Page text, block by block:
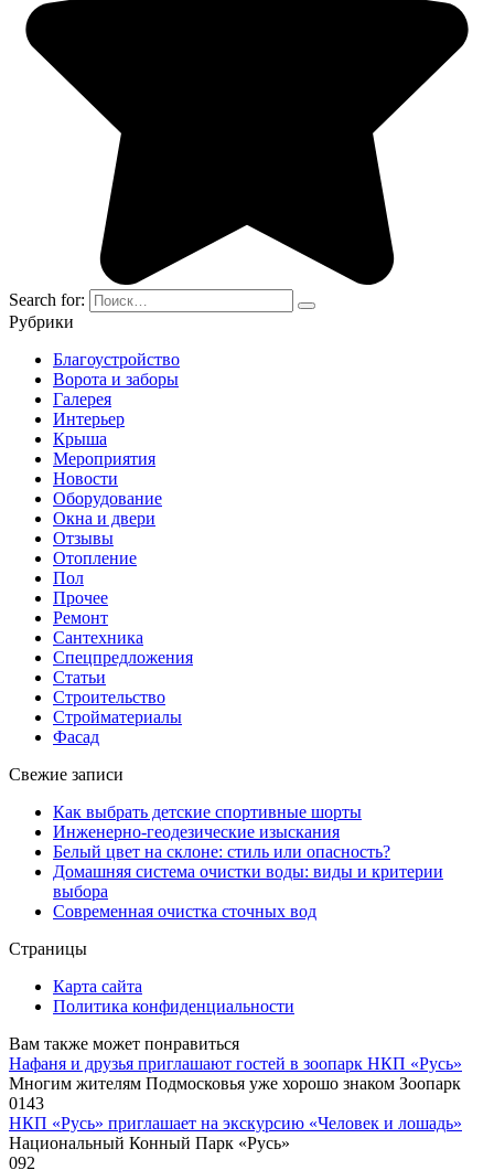
Search for:
Рубрики
Благоустройство
Ворота и заборы
Галерея
Интерьер
Крыша
Мероприятия
Новости
Оборудование
Окна и двери
Отзывы
Отопление
Пол
Прочее
Ремонт
Сантехника
Спецпредложения
Статьи
Строительство
Стройматериалы
Фасад
Свежие записи
Как выбрать детские спортивные шорты
Инженерно-геодезические изыскания
Белый цвет на склоне: стиль или опасность?
Домашняя система очистки воды: виды и критерии
выбора
Современная очистка сточных вод
Страницы
Карта сайта
Политика конфиденциальности
Вам также может понравиться
Нафаня и друзья приглашают гостей в зоопарк НКП «Русь»
Многим жителям Подмосковья уже хорошо знаком Зоопарк
0143
НКП «Русь» приглашает на экскурсию «Человек и лошадь»
Национальный Конный Парк «Русь»
092